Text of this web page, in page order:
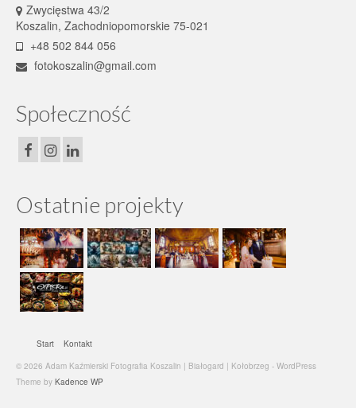
Zwycięstwa 43/2
Koszalin, Zachodniopomorskie 75-021
+48 502 844 056
fotokoszalin@gmail.com
Społeczność
Ostatnie projekty
Start
Kontakt
© 2026 Adam Kaźmierski Fotografia Koszalin | Białogard | Kołobrzeg - WordPress
Theme by Kadence WP